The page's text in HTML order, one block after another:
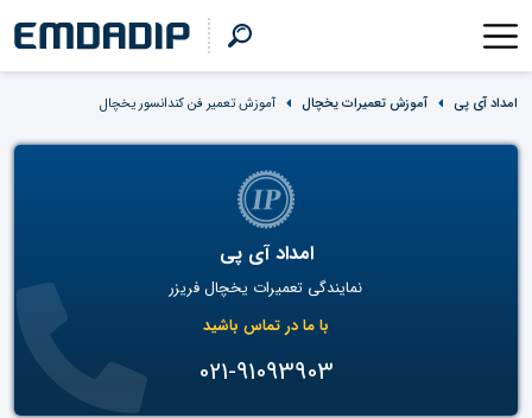
امداد آی پی آموزش تعمیرات یخچال آموزش تعمیر فن کندانسور یخچال
امداد آی پی
نمایندگی تعمیرات یخچال فریزر
با ما در تماس باشید
021-91093903